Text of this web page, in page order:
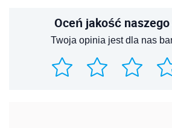
Oceń jakość naszego
Twoja opinia jest dla nas